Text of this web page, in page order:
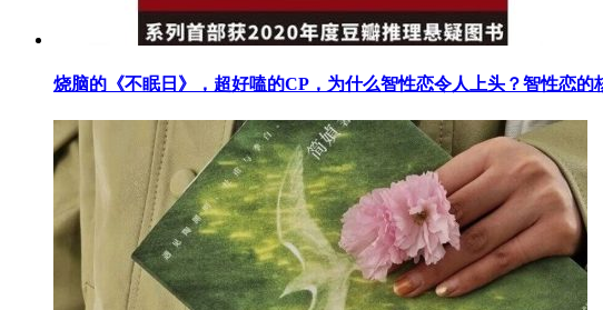
烧脑的《不眠日》，超好嗑的CP，为什么智性恋令人上头？智性恋的